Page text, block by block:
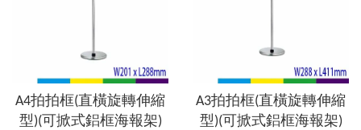
A4拍拍框(直橫旋轉伸縮
型)(可掀式鋁框海報架)
A3拍拍框(直橫旋轉伸縮
型)(可掀式鋁框海報架)